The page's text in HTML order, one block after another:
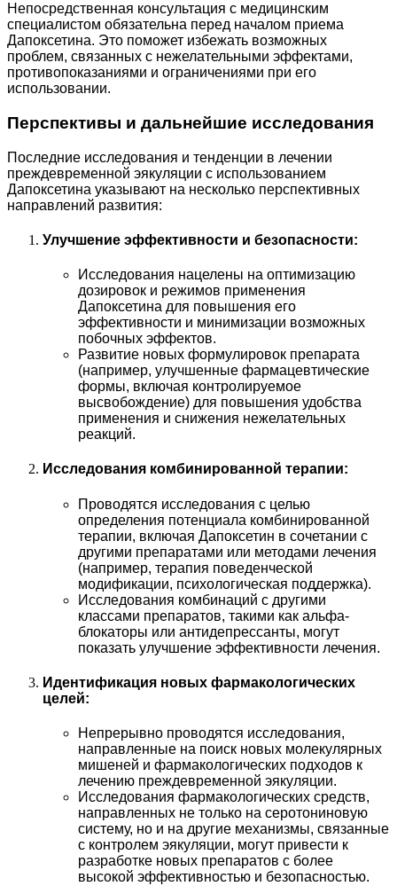
Непосредственная консультация с медицинским
специалистом обязательна перед началом приема
Дапоксетина. Это поможет избежать возможных
проблем, связанных с нежелательными эффектами,
противопоказаниями и ограничениями при его
использовании.
Перспективы и дальнейшие исследования
Последние исследования и тенденции в лечении
преждевременной эякуляции с использованием
Дапоксетина указывают на несколько перспективных
направлений развития:
Улучшение эффективности и безопасности:
Исследования нацелены на оптимизацию
дозировок и режимов применения
Дапоксетина для повышения его
эффективности и минимизации возможных
побочных эффектов.
Развитие новых формулировок препарата
(например, улучшенные фармацевтические
формы, включая контролируемое
высвобождение) для повышения удобства
применения и снижения нежелательных
реакций.
Исследования комбинированной терапии:
Проводятся исследования с целью
определения потенциала комбинированной
терапии, включая Дапоксетин в сочетании с
другими препаратами или методами лечения
(например, терапия поведенческой
модификации, психологическая поддержка).
Исследования комбинаций с другими
классами препаратов, такими как альфа-
блокаторы или антидепрессанты, могут
показать улучшение эффективности лечения.
Идентификация новых фармакологических
целей:
Непрерывно проводятся исследования,
направленные на поиск новых молекулярных
мишеней и фармакологических подходов к
лечению преждевременной эякуляции.
Исследования фармакологических средств,
направленных не только на серотониновую
систему, но и на другие механизмы, связанные
с контролем эякуляции, могут привести к
разработке новых препаратов с более
высокой эффективностью и безопасностью.